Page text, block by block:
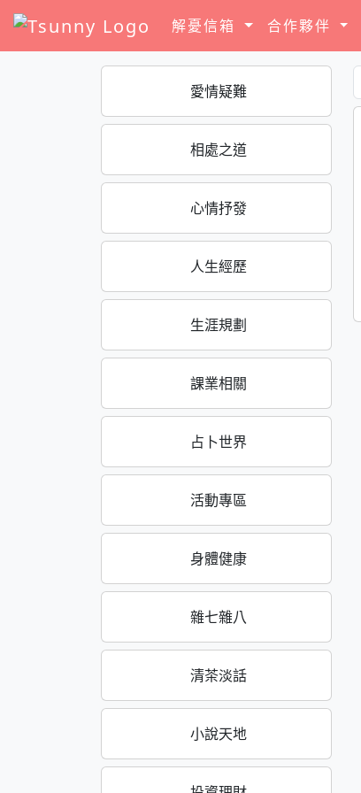
解憂信箱 合作夥伴
愛情疑難
相處之道
心情抒發
人生經歷
生涯規劃
課業相關
占卜世界
活動專區
身體健康
雜七雜八
清茶淡話
小說天地